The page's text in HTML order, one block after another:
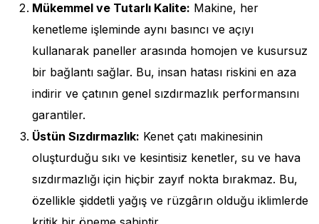
Mükemmel ve Tutarlı Kalite: Makine, her
kenetleme işleminde aynı basıncı ve açıyı
kullanarak paneller arasında homojen ve kusursuz
bir bağlantı sağlar. Bu, insan hatası riskini en aza
indirir ve çatının genel sızdırmazlık performansını
garantiler.
Üstün Sızdırmazlık: Kenet çatı makinesinin
oluşturduğu sıkı ve kesintisiz kenetler, su ve hava
sızdırmazlığı için hiçbir zayıf nokta bırakmaz. Bu,
özellikle şiddetli yağış ve rüzgârın olduğu iklimlerde